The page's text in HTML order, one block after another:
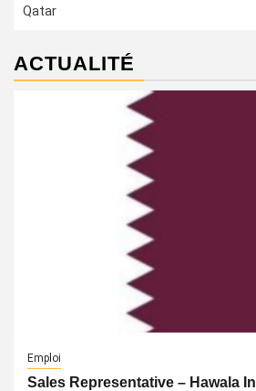
Qatar
ACTUALITÉ
Emploi
Sales Representative – Hawala